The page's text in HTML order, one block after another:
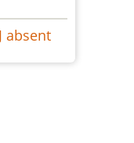
absent